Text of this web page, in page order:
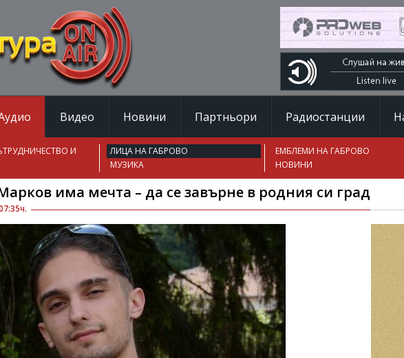
Видео Новини Партньори Радиостанции
И
ЛИЦА НА ГАБРОВО ЕМБЛЕМИ НА ГАБРОВО
МУЗИКА
НОВИНИ
има мечта – да се завърне в родния си град